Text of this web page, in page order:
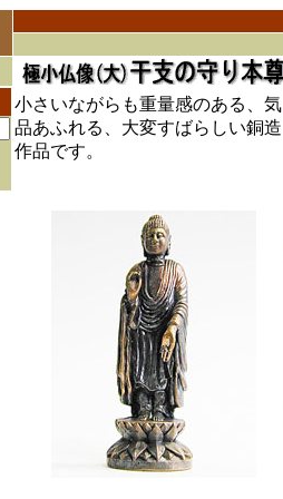
小さいながらも重量感のある、気
品あふれる、大変すばらしい銅造
作品です。